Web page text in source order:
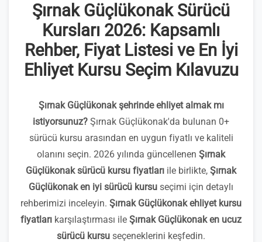
Şırnak Güçlükonak Sürücü
Kursları 2026: Kapsamlı
Rehber, Fiyat Listesi ve En İyi
Ehliyet Kursu Seçim Kılavuzu
Şırnak Güçlükonak şehrinde ehliyet almak mı
istiyorsunuz? Şırnak Güçlükonak'da bulunan 0+
sürücü kursu arasından en uygun fiyatlı ve kaliteli
olanını seçin. 2026 yılında güncellenen Şırnak
Güçlükonak sürücü kursu fiyatları ile birlikte, Şırnak
Güçlükonak en iyi sürücü kursu seçimi için detaylı
rehberimizi inceleyin. Şırnak Güçlükonak ehliyet kursu
fiyatları karşılaştırması ile Şırnak Güçlükonak en ucuz
sürücü kursu seçeneklerini keşfedin.